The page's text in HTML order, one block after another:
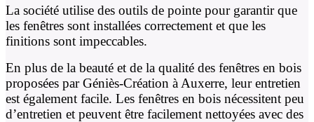
La société utilise des outils de pointe pour garantir que
les fenêtres sont installées correctement et que les
finitions sont impeccables.
En plus de la beauté et de la qualité des fenêtres en bois
proposées par Géniès-Création à Auxerre, leur entretien
est également facile. Les fenêtres en bois nécessitent peu
d’entretien et peuvent être facilement nettoyées avec des